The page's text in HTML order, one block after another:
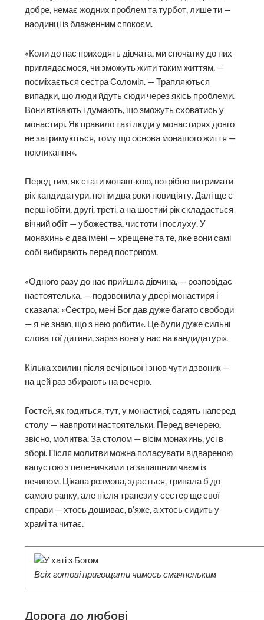
добре, немає жодних проблем та турбот, лише ти —
наодинці із блаженним спокоєм.
«Коли до нас приходять дівчата, ми спочатку до них
приглядаємося, чи зможуть жити таким життям, —
посміхається сестра Соломія. — Трапляються
випадки, що люди йдуть сюди через якісь проблеми.
Вони втікають і думають, що зможуть сховатись у
монастирі. Як правило такі люди у монастирях довго
не затримуються, тому що основа монашого життя —
покликання».
Перед тим, як стати монаш-кою, потрібно витримати
рік кандидатури, потім два роки новиціяту. Далі ще є
перші обіти, другі, треті, а на шостий рік складається
вічний обіт — убожества, чистоти і послуху. У
монахинь є два імені — хрещене та те, яке вони самі
собі вибирають перед постригом.
«Одного разу до нас прийшла дівчина, — розповідає
настоятелька, — подзвонила у двері монастиря і
сказала: «Сестро, мені Бог дав дуже багато свободи
— я не знаю, що з нею робити». Це були дуже сильні
слова тої дитини, зараз вона у нас на кандидатурі».
Кілька хвилин після вечірньої і знов чути дзвоник —
на цей раз збирають на вечерю.
Гостей, як годиться, тут, у монастирі, садять наперед
столу — навпроти настоятельки. Перед вечерею,
звісно, молитва. За столом — вісім монахинь, усі в
зборі. Після молитви можна поласувати відвареною
капустою з пеленичками та запашним чаєм із
печивом. Цікава розмова, здається, тривала б до
самого ранку, але після трапези у сестер ще свої
справи — хтось дошиває, в’яже, а хтось сидить у
храмі та читає.
Всіх готові пригощати чимось смачненьким
Дорога до любові